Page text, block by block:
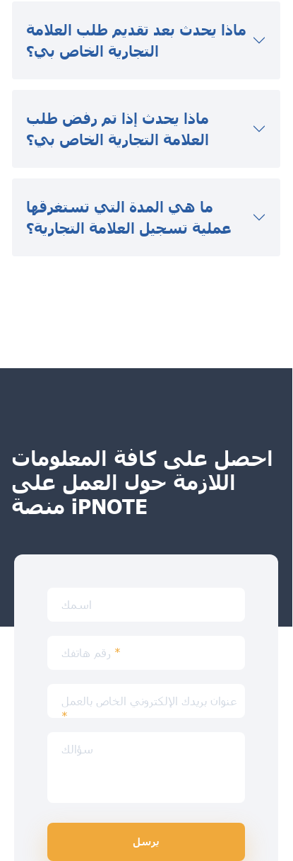
ماذا يحدث بعد تقديم طلب العلامة
التجارية الخاص بي؟
ماذا يحدث إذا تم رفض طلب
العلامة التجارية الخاص بي؟
ما هي المدة التي تستغرقها
عملية تسجيل العلامة التجارية؟
احصل على كافة المعلومات
اللازمة حول العمل على
منصة iPNOTE
اسمك
*
عنوان بريدك الإلكتروني الخاص بالعمل
*
سؤالك
يرسل